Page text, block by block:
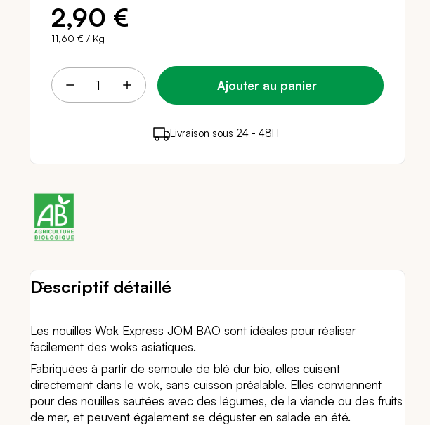
2,90 €
11,60 € / Kg
Ajouter au panier
2 points de fidélité (0,04 €)en achetant ce produit
Livraison sous 24 - 48H
Paiement sécurisé
Descriptif détaillé
Les nouilles Wok Express JOM BAO sont idéales pour réaliser
facilement des woks asiatiques.
Fabriquées à partir de semoule de blé dur bio, elles cuisent
directement dans le wok, sans cuisson préalable. Elles conviennent
pour des nouilles sautées avec des légumes, de la viande ou des fruits
de mer, et peuvent également se déguster en salade en été.